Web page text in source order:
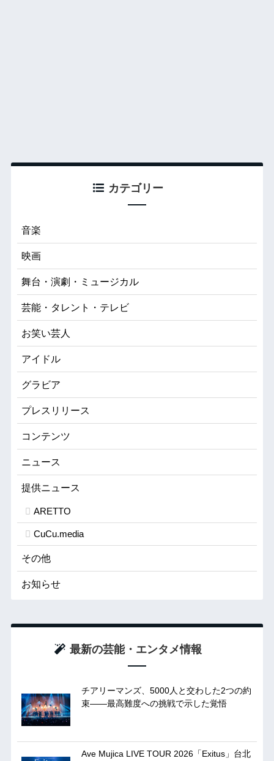
カテゴリー
音楽
映画
舞台・演劇・ミュージカル
芸能・タレント・テレビ
お笑い芸人
アイドル
グラビア
プレスリリース
コンテンツ
ニュース
提供ニュース
ARETTO
CuCu.media
その他
お知らせ
最新の芸能・エンタメ情報
チアリーマンズ、5000人と交わした2つの約
束――最高難度への挑戦で示した覚悟
Ave Mujica LIVE TOUR 2026「Exitus」台北